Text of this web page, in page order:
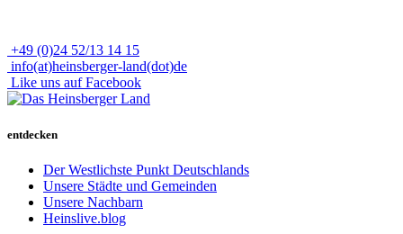
+49 (0)24 52/13 14 15
info(at)heinsberger-land(dot)de
Like uns auf Facebook
entdecken
Der Westlichste Punkt Deutschlands
Unsere Städte und Gemeinden
Unsere Nachbarn
Heinslive.blog